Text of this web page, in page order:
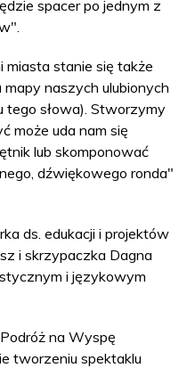
spacer po jednym z
stanie się także
naszych ulubionych
tego słowa). Stworzymy
może uda nam się
lub skomponować
dźwiękowego ronda"
ds. edukacji i projektów
i skrzypaczka Dagna
i językowym
na Wyspę
tworzeniu spektaklu